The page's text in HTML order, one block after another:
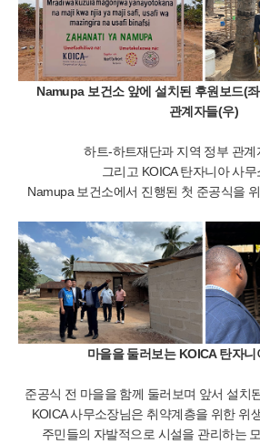
Namupa 보건소 앞에 설치된 후원보드(
관계자들(우)
하트-하트재단과 지역 정부 관계
그리고 KOICA 탄자니아 사
Namupa 보건소에서 진행된 첫 준공식을
마을을 둘러보는 KOICA 탄자
준공식 전 마을을 함께 둘러보며 앞서 설치
KOICA 사무소장님은 취약계층을 위한 위
주민들의 자발적으로 시설을 관리하는